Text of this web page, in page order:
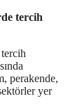
tercih
perakende,
yer